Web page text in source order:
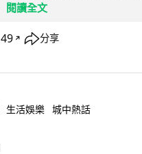
閱讀全文
49 ↗ 分享
生活娛樂 城中熱話